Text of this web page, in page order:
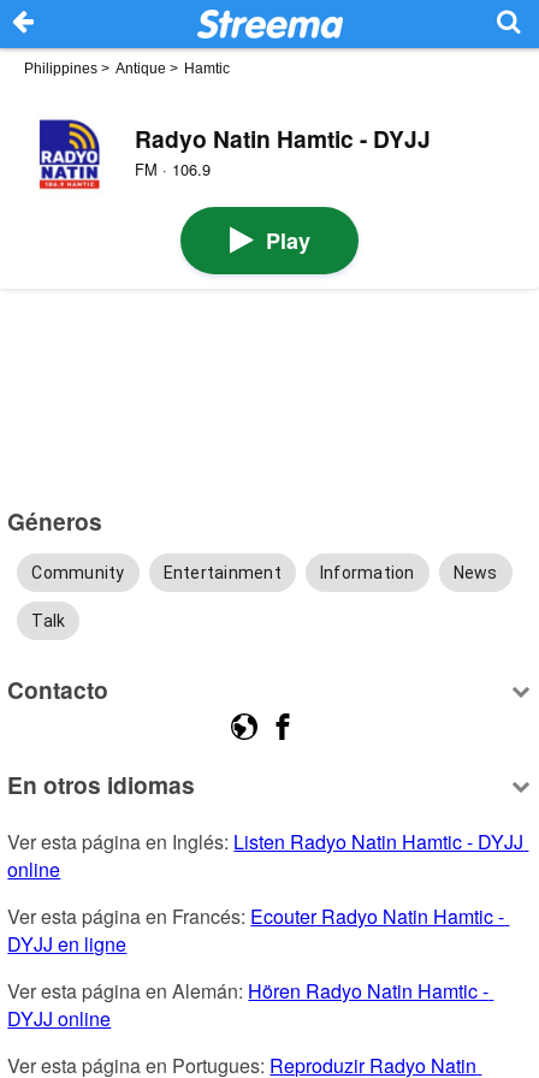
Philippines > Antique > Hamtic
Radyo Natin Hamtic - DYJJ
FM · 106.9
Play
Géneros
Community Entertainment Information News
Talk
Contacto
En otros idiomas
Ver esta página en Inglés: Listen Radyo Natin Hamtic - DYJJ
online
Ver esta página en Francés: Ecouter Radyo Natin Hamtic -
DYJJ en ligne
Ver esta página en Alemán: Hören Radyo Natin Hamtic -
DYJJ online
Ver esta página en Portugues: Reproduzir Radyo Natin